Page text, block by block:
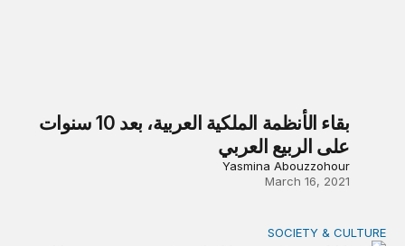
بقاء الأنظمة الملكية العربية، بعد 10 سنوات
على الربيع العربي
Yasmina Abouzzohour
March 16, 2021
اعتقال المعطي منجب والتراجع المستمرّ لحقوق الإنسان في
SOCIETY & CULTURE